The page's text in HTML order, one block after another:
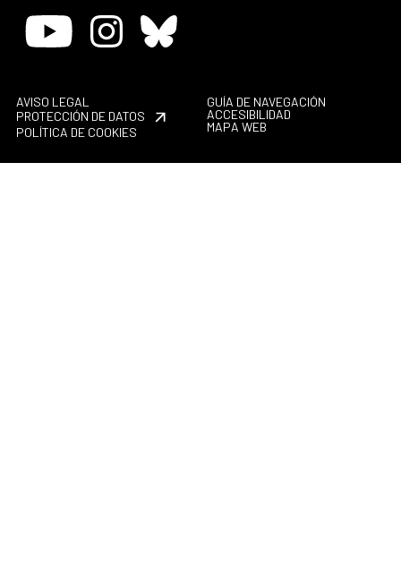
Youtube InstagramBluesky
AVISO LEGAL
PROTECCIÓN DE DATOS
POLÍTICA DE COOKIES
GUÍA DE NAVEGACIÓN
ACCESIBILIDAD
MAPA WEB